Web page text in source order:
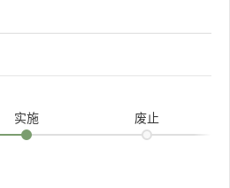
实施 废止